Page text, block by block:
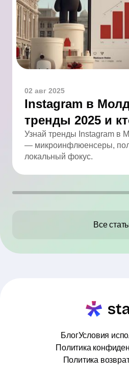
02 авг 2025
Instagram в
тренды 2025 и
обороты
Узнай тренды Instagram в
— микроинфлюенсеры,
локальный фокус.
Все
БлогУсловия
Политика
Политика